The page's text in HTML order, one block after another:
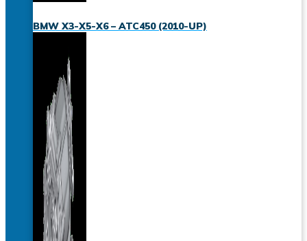
BMW X3-X5-X6 – ATC450 (2010-UP)